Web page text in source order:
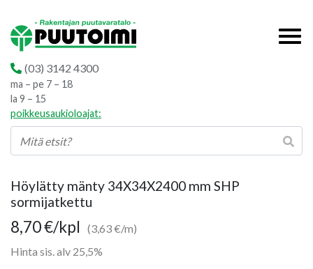
(03) 3142 4300
ma – pe 7 – 18
la 9 – 15
poikkeusaukioloajat:
Höylätty mänty 34X34X2400 mm SHP
sormijatkettu
8,70€/kpl
(3,63 €/m)
Hinta sis. alv 25,5%